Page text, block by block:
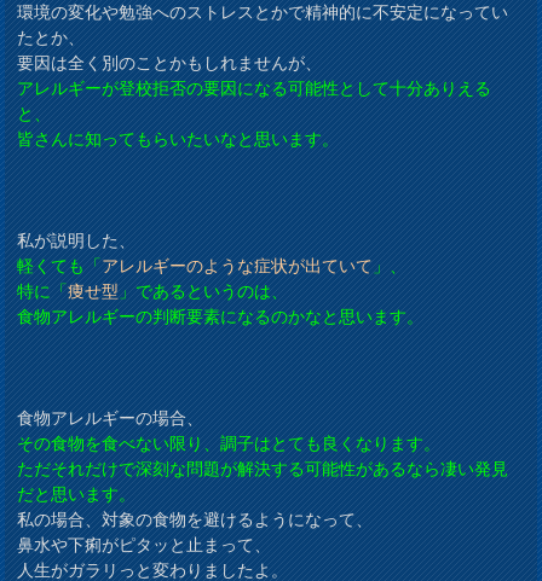
環境の変化や勉強へのストレスとかで精神的に不安定になってい
たとか、
要因は全く別のことかもしれませんが、
アレルギーが登校拒否の要因になる可能性として十分ありえる
と、
皆さんに知ってもらいたいなと思います。
私が説明した、
軽くても「アレルギーのような症状が出ていて」、
特に「痩せ型」であるというのは、
食物アレルギーの判断要素になるのかなと思います。
食物アレルギーの場合、
その食物を食べない限り、調子はとても良くなります。
ただそれだけで深刻な問題が解決する可能性があるなら凄い発見
だと思います。
私の場合、対象の食物を避けるようになって、
鼻水や下痢がピタッと止まって、
人生がガラリっと変わりましたよ。